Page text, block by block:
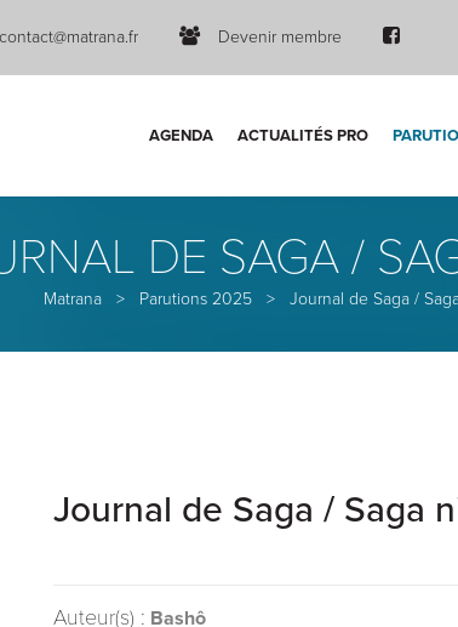
contact@matrana.fr Devenir membre
AGENDA ACTUALITÉS PRO
DE SAGA /
Matrana > Parutions 2025 > Journal de Saga /
Journal de Saga / Saga
Auteur(s) : Bashô